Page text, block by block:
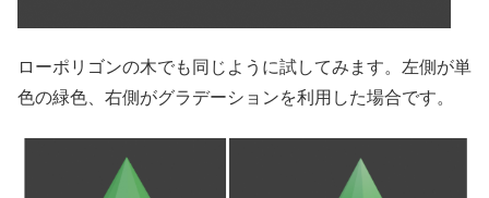
ローポリゴンの木でも同じように試してみます。左側が単
色の緑色、右側がグラデーションを利用した場合です。